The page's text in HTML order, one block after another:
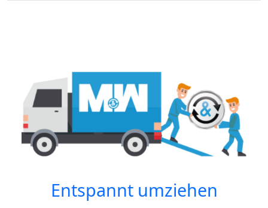
Entspannt umziehen